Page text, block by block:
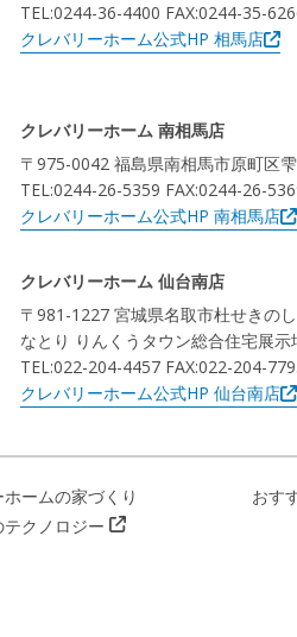
TEL:0244-36-4400 FAX:0244-35-
クレバリーホーム公式HP 相馬店
クレバリーホーム 南相馬店
〒975-0042 福島県南相馬市原町区
TEL:0244-26-5359 FAX:0244-26-
クレバリーホーム公式HP 南相馬店
クレバリーホーム 仙台南店
〒981-1227 宮城県名取市杜せきの
なとり りんくうタウン総合住宅展示
TEL:022-204-4457 FAX:022-204-
クレバリーホーム公式HP 仙台南店
ームの家づくり
クノロジー
おす